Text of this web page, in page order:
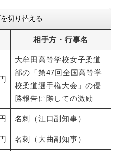
切り替える
相手方・行事名
大牟田高等学校女子柔道
部の「第47回全国高等学
校柔道選手権大会」の優
勝報告に際しての激励
名刺（江口副知事）
名刺（大曲副知事）